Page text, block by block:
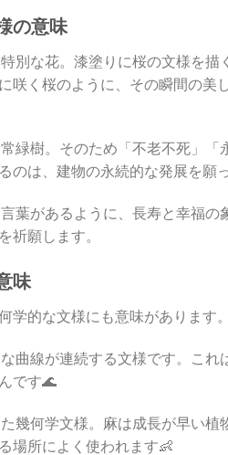
の意味
別な花。漆塗りに桜の文様を
咲く桜のように、その瞬間の美
緑樹。そのため「不老不死」
のは、建物の永続的な発展を願
葉があるように、長寿と幸福
祈願します。
味
学的な文様にも意味があります。
曲線が連続する文様です。こ
です🌊
幾何学文様。麻は成長が早い
場所によく使われます👶